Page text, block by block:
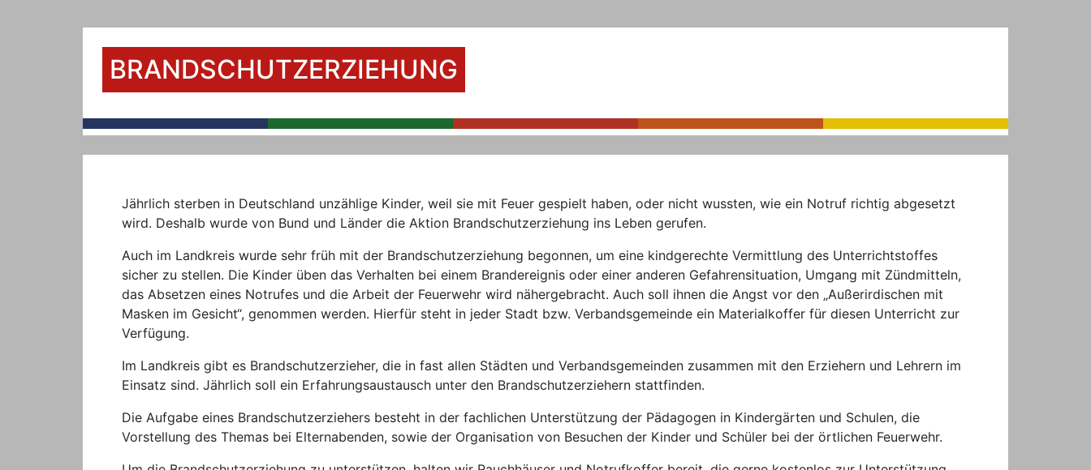
BRANDSCHUTZERZIEHUNG
Jährlich sterben in Deutschland unzählige Kinder, weil sie mit Feuer gespielt haben, oder nicht wussten, wie ein Notruf richtig abgesetzt
wird. Deshalb wurde von Bund und Länder die Aktion Brandschutzerziehung ins Leben gerufen.
Auch im Landkreis wurde sehr früh mit der Brandschutzerziehung begonnen, um eine kindgerechte Vermittlung des Unterrichtstoffes
sicher zu stellen. Die Kinder üben das Verhalten bei einem Brandereignis oder einer anderen Gefahrensituation, Umgang mit Zündmitteln,
das Absetzen eines Notrufes und die Arbeit der Feuerwehr wird nähergebracht. Auch soll ihnen die Angst vor den „Außerirdischen mit
Masken im Gesicht“, genommen werden. Hierfür steht in jeder Stadt bzw. Verbandsgemeinde ein Materialkoffer für diesen Unterricht zur
Verfügung.
Im Landkreis gibt es Brandschutzerzieher, die in fast allen Städten und Verbandsgemeinden zusammen mit den Erziehern und Lehrern im
Einsatz sind. Jährlich soll ein Erfahrungsaustausch unter den Brandschutzerziehern stattfinden.
Die Aufgabe eines Brandschutzerziehers besteht in der fachlichen Unterstützung der Pädagogen in Kindergärten und Schulen, die
Vorstellung des Themas bei Elternabenden, sowie der Organisation von Besuchen der Kinder und Schüler bei der örtlichen Feuerwehr.